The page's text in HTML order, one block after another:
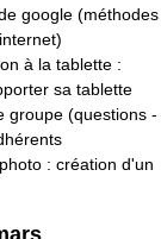
google (méthodes
à la tablette :
sa tablette
groupe (questions -
: création d'un